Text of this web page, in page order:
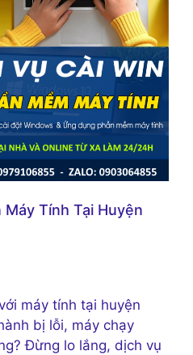
Tính Tại Huyện
máy tính tại huyện
bị lỗi, máy chạy
Đừng lo lắng, dịch vụ